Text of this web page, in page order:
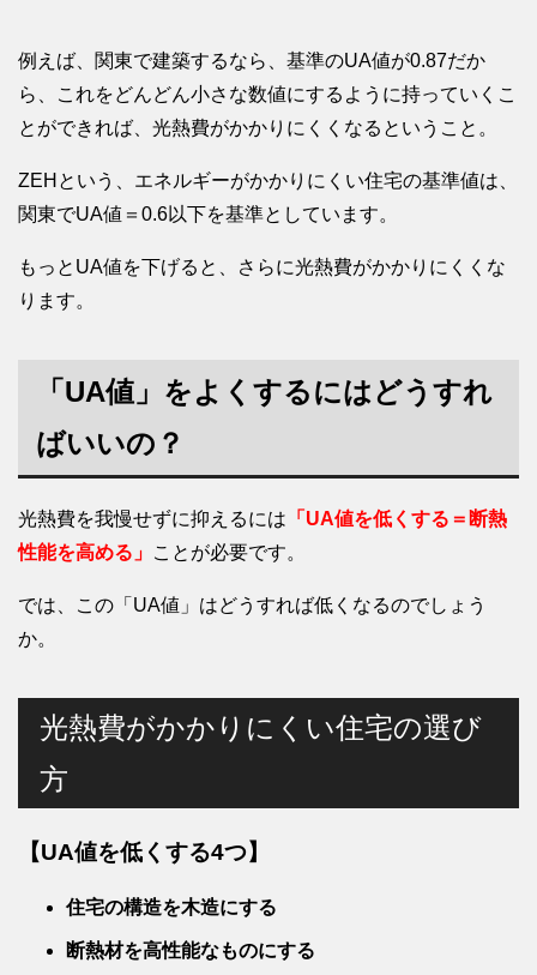
例えば、関東で建築するなら、基準のUA値が0.87だか
ら、これをどんどん小さな数値にするように持っていくこ
とができれば、光熱費がかかりにくくなるということ。
ZEHという、エネルギーがかかりにくい住宅の基準値は、
関東でUA値＝0.6以下を基準としています。
もっとUA値を下げると、さらに光熱費がかかりにくくな
ります。
「UA値」をよくするにはどうすれ
ばいいの？
光熱費を我慢せずに抑えるには 「UA値を低くする＝断熱
性能を高める」 ことが必要です。
では、この「UA値」はどうすれば低くなるのでしょう
か。
光熱費がかかりにくい住宅の選び
方
【UA値を低くする4つ】
住宅の構造を木造にする
断熱材を高性能なものにする